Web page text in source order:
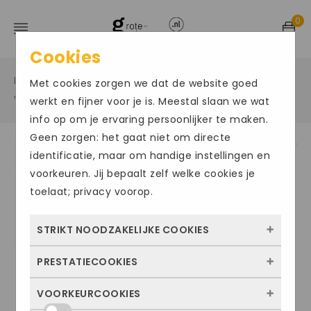
0
Home / Grote maten sportschoenen /
Wandelschoenen /
Size Chart
Cookies
Met cookies zorgen we dat de website goed
werkt en fijner voor je is. Meestal slaan we wat
info op om je ervaring persoonlijker te maken.
Geen zorgen: het gaat niet om directe
identificatie, maar om handige instellingen en
voorkeuren. Jij bepaalt zelf welke cookies je
toelaat; privacy voorop.
STRIKT NOODZAKELIJKE COOKIES
Deze cookies zorgen ervoor dat de website
kunnen niet worden uitgezet. Meestal
PRESTATIECOOKIES
Met deze cookies zien we hoe vaak onze
VOORKEURCOOKIES